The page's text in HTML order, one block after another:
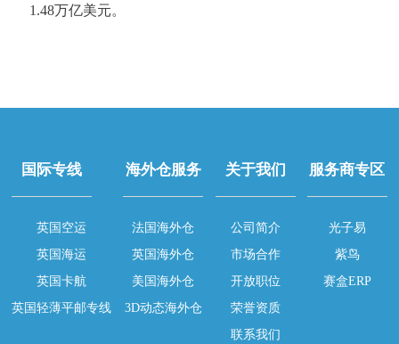
1.48万亿美元。
国际专线
英国空运
英国海运
英国卡航
英国轻薄平邮专线
海外仓服务
法国海外仓
英国海外仓
美国海外仓
3D动态海外仓
关于我们
公司简介
市场合作
开放职位
荣誉资质
联系我们
服务商专区
光子易
紫鸟
赛盒ERP